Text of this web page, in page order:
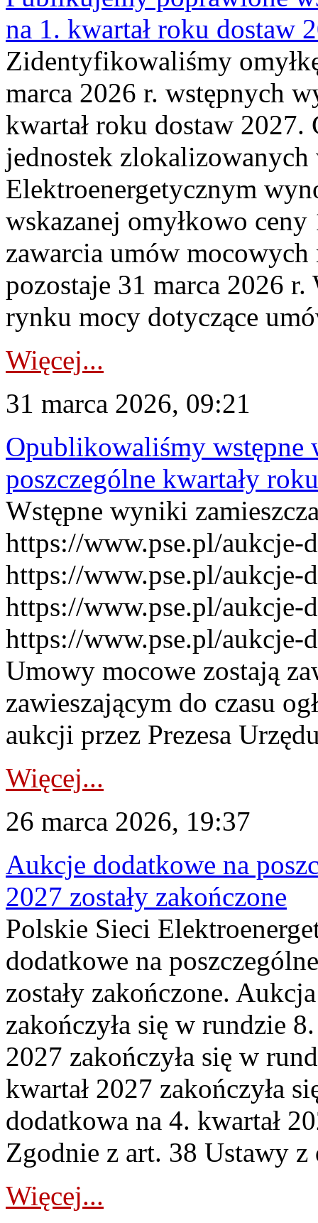
na 1. kwartał roku dostaw
Zidentyfikowaliśmy
marca 2026 r. wstępnych
kwartał roku dostaw
jednostek
Elektroenergetycznym
wskazanej omyłkowo
zawarcia umów
pozostaje 31 marca 2026
rynku mocy dotyczące
Więcej...
31 marca 2026, 09:21
Opublikowaliśmy
poszczególne kwartały
Wstępne wyniki
https://www.pse.pl/aukcje-
https://www.pse.pl/aukcje-
https://www.pse.pl/aukcje-
https://www.pse.pl/aukcje-
Umowy mocowe zostają
zawieszającym do czasu
aukcji przez Prezesa
Więcej...
26 marca 2026, 19:37
Aukcje dodatkowe na
2027 zostały zakończone
Polskie Sieci
dodatkowe na
zostały zakończone.
zakończyła się w rundzie
2027 zakończyła się w
kwartał 2027 zakończyła
dodatkowa na 4. kwartał
Zgodnie z art. 38 Ustawy
Więcej...